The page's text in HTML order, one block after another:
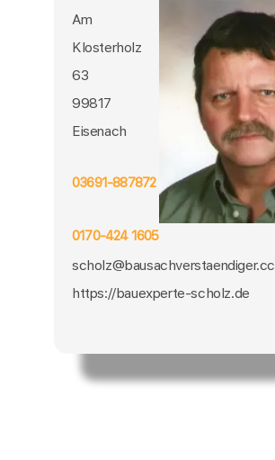
Am
Klosterholz
63
99817
Eisenach
03691-887872
0170-424 1605
scholz@bausachverstaendiger.cc
https://bauexperte-scholz.de